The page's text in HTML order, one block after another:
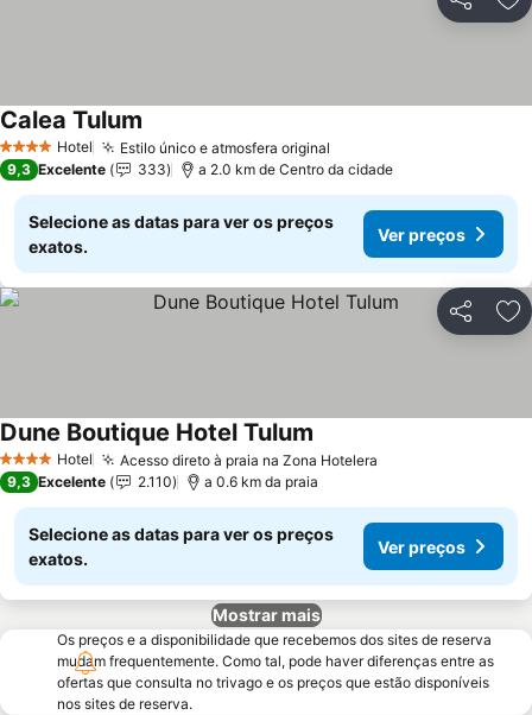
Partilhar
4 EstrelasHotel Estilo único e atmosfera original
Calea Tulum
9,3 Excelente 333 a 2.0 km de Centro da cidade
Selecione as datas para ver os preços
exatos.
Ver preços
Partilhar
4 EstrelasHotel Acesso direto à praia na Zona Hotelera
Dune Boutique Hotel Tulum
9,3 Excelente 2.110 a 0.6 km da praia
Selecione as datas para ver os preços
exatos.
Ver preços
Mostrar mais
Os preços e a disponibilidade que recebemos dos sites de reserva
mudam frequentemente. Como tal, pode haver diferenças entre as
ofertas que consulta no trivago e os preços que estão disponíveis
nos sites de reserva.